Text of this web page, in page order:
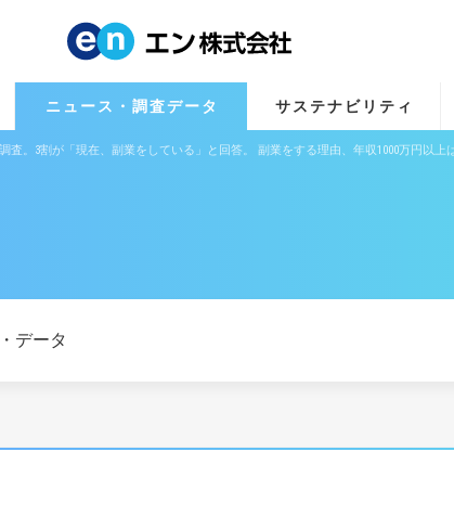
ニュース・調査データ サステナビリティ
査。3割が「現在、副業をしている」と回答。 副業をする理由、年収1000万円以
データ